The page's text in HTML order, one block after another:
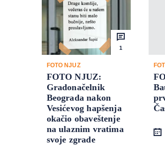
1
FOTO NJUZ
FOTO NJUZ:
Gradonačelnik
Beograda nakon
Vesićevog hapšenja
okačio obaveštenje
na ulaznim vratima
svoje zgrade